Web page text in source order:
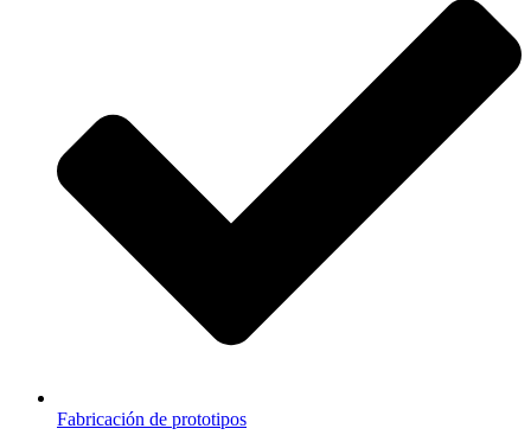
Fabricación de prototipos